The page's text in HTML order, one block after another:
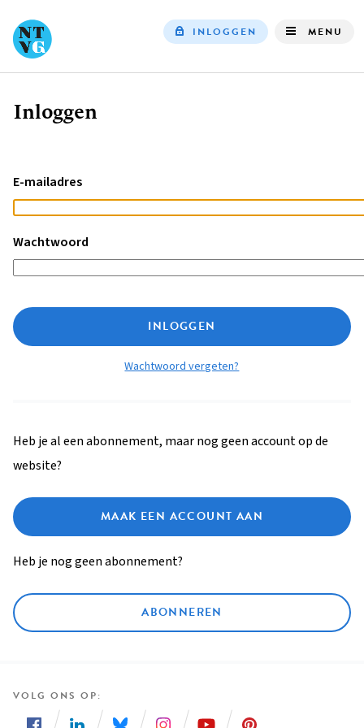
INLOGGEN MENU
Kruimelpad
Inloggen
E-mailadres
Wachtwoord
INLOGGEN
Wachtwoord vergeten?
Heb je al een abonnement, maar nog geen account op de
website?
MAAK EEN ACCOUNT AAN
Heb je nog geen abonnement?
ABONNEREN
VOLG ONS OP